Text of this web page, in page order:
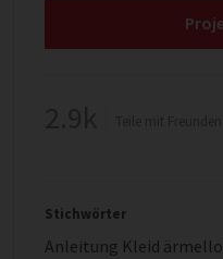
Stichwörter
Anleitung Kleid